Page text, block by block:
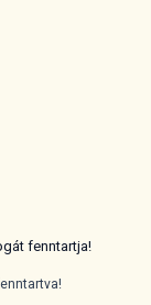
fenntartja!